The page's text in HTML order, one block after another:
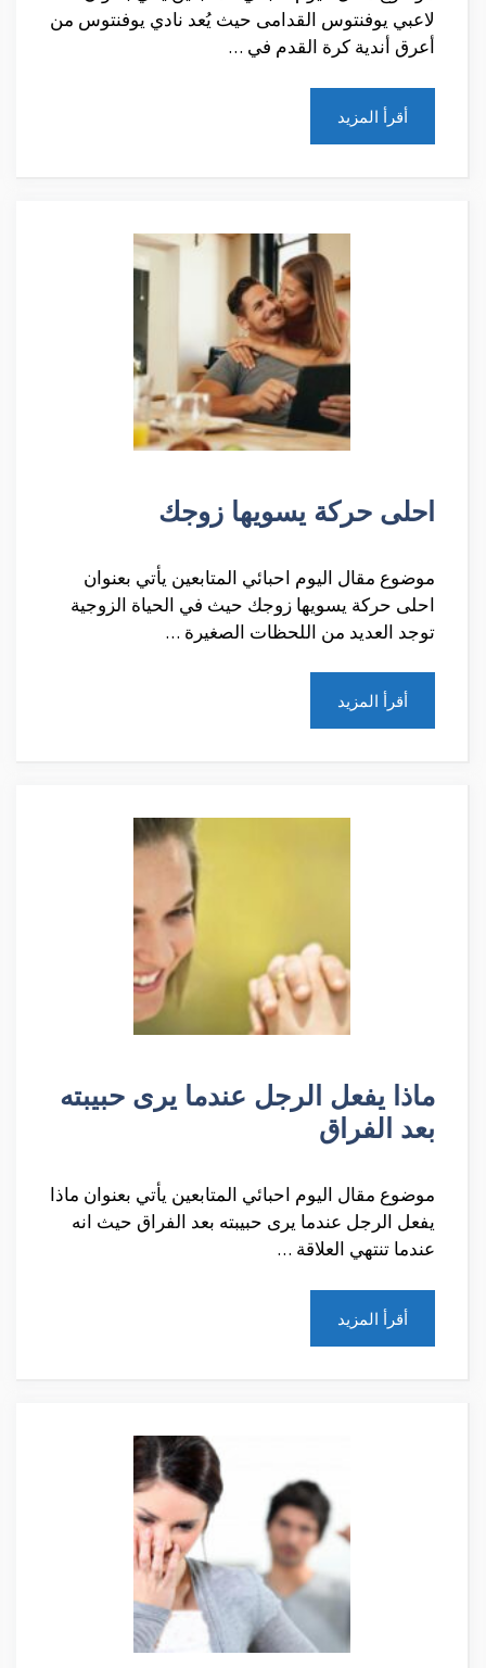
لاعبي يوفنتوس القدامى حيث يُعد نادي يوفنتوس من
أعرق أندية كرة القدم في …
أقرأ المزيد
احلى حركة يسويها زوجك
موضوع مقال اليوم احبائي المتابعين يأتي بعنوان
احلى حركة يسويها زوجك حيث في الحياة الزوجية
توجد العديد من اللحظات الصغيرة …
أقرأ المزيد
ماذا يفعل الرجل عندما يرى حبيبته
بعد الفراق
موضوع مقال اليوم احبائي المتابعين يأتي بعنوان ماذا
يفعل الرجل عندما يرى حبيبته بعد الفراق حيث انه
عندما تنتهي العلاقة …
أقرأ المزيد